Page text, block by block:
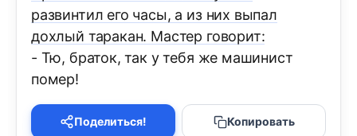
развинтил его часы, а из них выпал
дохлый таракан. Мастер говорит:
- Тю, браток, так у тебя же машинист
помер!
Поделиться! Копировать